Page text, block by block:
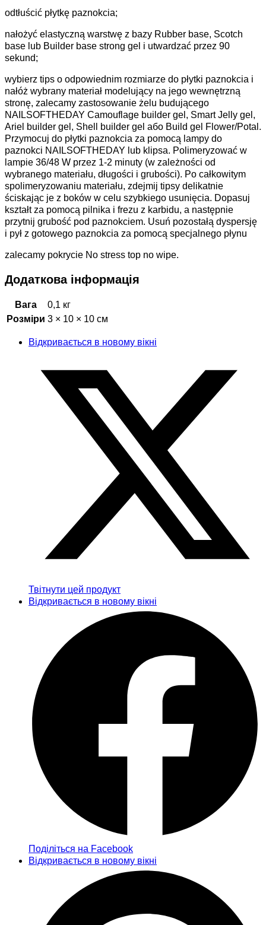
odtłuścić płytkę paznokcia;
nałożyć elastyczną warstwę z bazy Rubber base, Scotch
base lub Builder base strong gel i utwardzać przez 90
sekund;
wybierz tips o odpowiednim rozmiarze do płytki paznokcia i
nałóż wybrany materiał modelujący na jego wewnętrzną
stronę, zalecamy zastosowanie żelu budującego
NAILSOFTHEDAY Camouflage builder gel, Smart Jelly gel,
Ariel builder gel, Shell builder gel або Build gel Flower/Potal.
Przymocuj do płytki paznokcia za pomocą lampy do
paznokci NAILSOFTHEDAY lub klipsa. Polimeryzować w
lampie 36/48 W przez 1-2 minuty (w zależności od
wybranego materiału, długości i grubości). Po całkowitym
spolimeryzowaniu materiału, zdejmij tipsy delikatnie
ściskając je z boków w celu szybkiego usunięcia. Dopasuj
kształt za pomocą pilnika i frezu z karbidu, a następnie
przytnij grubość pod paznokciem. Usuń pozostałą dyspersję
i pył z gotowego paznokcia za pomocą specjalnego płynu
zalecamy pokrycie No stress top no wipe.
Додаткова інформація
Вага
0,1 кг
Розміри 3 × 10 × 10 см
Відкривається в новому вікні
Твітнути цей продукт
Відкривається в новому вікні
Поділіться на Facebook
Відкривається в новому вікні